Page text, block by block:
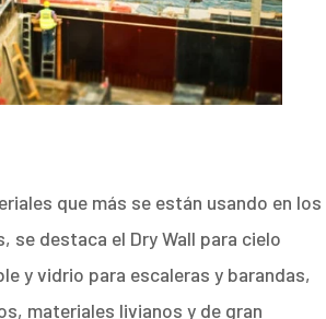
que más se están usando en los
se destaca el Dry Wall para cielo
y vidrio para escaleras y barandas,
materiales livianos y de gran